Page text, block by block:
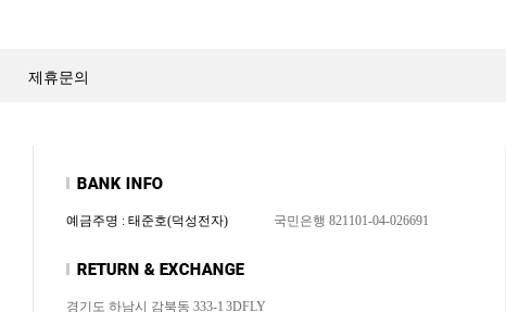
제휴문의
예금주명 : 태준호(덕성전자) 국민은행 821101-04-026691
경기도 하남시 감북동 333-1 3DFLY